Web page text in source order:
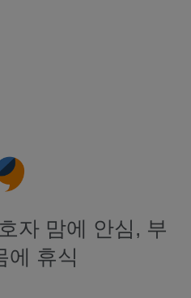
자 맘에 안심, 부
에 휴식